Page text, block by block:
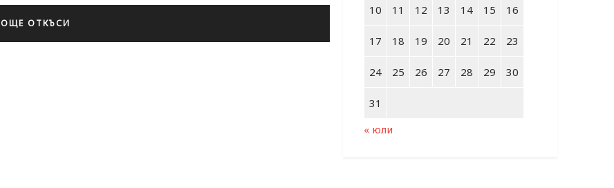
ОЩЕ ОТКЪСИ
10 11 12 13 14 15 16
17 18 19 20 21 22 23
24 25 26 27 28 29 30
31
« юли